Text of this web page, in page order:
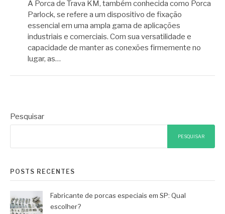
A Porca de Trava KM, também conhecida como Porca
Parlock, se refere a um dispositivo de fixação
essencial em uma ampla gama de aplicações
industriais e comerciais. Com sua versatilidade e
capacidade de manter as conexões firmemente no
lugar, as…
Pesquisar
PESQUISAR
POSTS RECENTES
Fabricante de porcas especiais em SP: Qual
escolher?